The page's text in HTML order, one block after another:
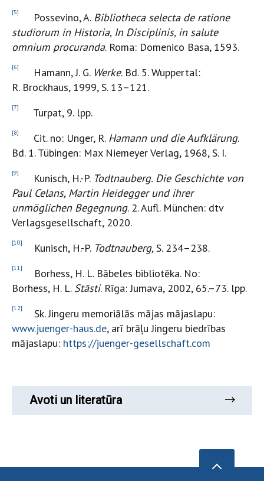
[5] Possevino, A. Bibliotheca selecta de ratione
studiorum in Historia, In Disciplinis, in salute
omnium procuranda. Roma: Domenico Basa, 1593.
[6] Hamann, J. G. Werke. Bd. 5. Wuppertal:
R. Brockhaus, 1999, S. 13–121.
[7] Turpat, 9. lpp.
[8] Cit. no: Unger, R. Hamann und die Aufklärung.
Bd. 1. Tübingen: Max Niemeyer Verlag, 1968, S. I.
[9] Kunisch, H.-P. Todtnauberg. Die Geschichte von
Paul Celans, Martin Heidegger und ihrer
unmöglichen Begegnung. 2. Aufl. München: dtv
Verlagsgesellschaft, 2020.
[10] Kunisch, H.-P. Todtnauberg,S. 234–238.
[11]
Borhess, H. L. Bābeles bibliotēka. No:
Borhess, H. L. Stāsti. Rīga: Jumava, 2002, 65.–73. lpp.
[12]
Sk. Jingeru memoriālās mājas mājaslapu:
www.juenger-haus.de, arī brāļu Jingeru biedrības
mājaslapu: https://juenger-gesellschaft.com
Avoti un literatūra